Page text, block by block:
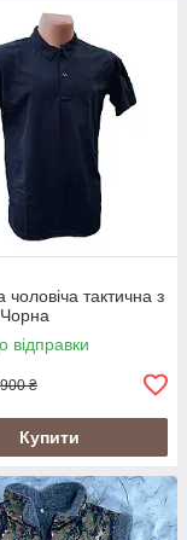
чоловіча тактична з
відправки
900 ₴
Купити